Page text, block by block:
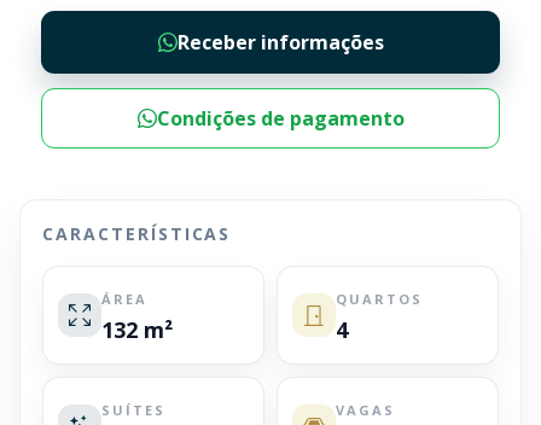
Receber informações
Condições de pagamento
CARACTERÍSTICAS
ÁREA
132 m²
QUARTOS
4
SUÍTES VAGAS